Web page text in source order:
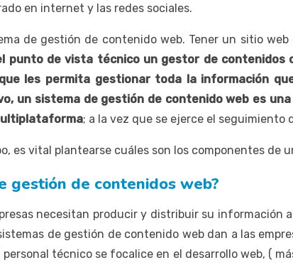
en internet y las redes sociales.
de gestión de contenido web. Tener un sitio
punto de vista técnico un gestor de
les permita gestionar toda la información
un sistema de gestión de contenido web es
; a la vez que se ejerce el seguimiento
es vital plantearse cuáles son los componentes de
gestión de contenidos web?
necesitan producir y distribuir su información
de gestión de contenido web dan a las
técnico se focalice en el desarrollo web, (